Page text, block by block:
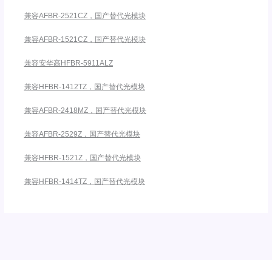
兼容AFBR-2521CZ，国产替代光模块
兼容AFBR-1521CZ，国产替代光模块
兼容安华高HFBR-5911ALZ
兼容HFBR-1412TZ，国产替代光模块
兼容AFBR-2418MZ，国产替代光模块
兼容AFBR-2529Z，国产替代光模块
兼容HFBR-1521Z，国产替代光模块
兼容HFBR-1414TZ，国产替代光模块